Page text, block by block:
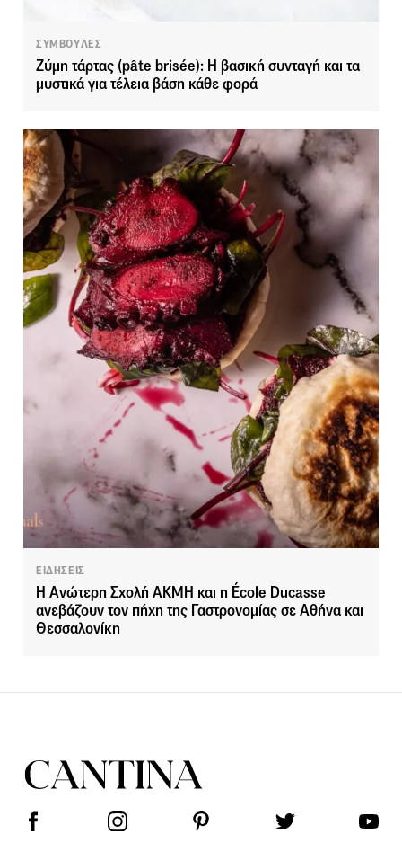
ΣΥΜΒΟΥΛΕΣ
Ζύμη τάρτας (pâte brisée): Η βασική συνταγή και τα
μυστικά για τέλεια βάση κάθε φορά
ΕΙΔΗΣΕΙΣ
Η Ανώτερη Σχολή ΑΚΜΗ και η École Ducasse
ανεβάζουν τον πήχη της Γαστρονομίας σε Αθήνα και
Θεσσαλονίκη